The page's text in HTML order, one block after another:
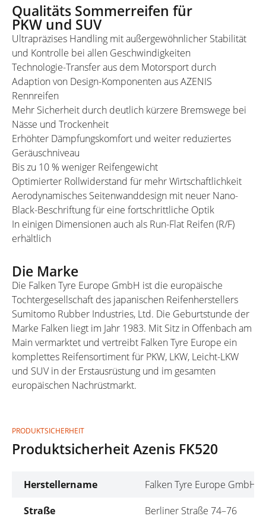
Qualitäts Sommerreifen für
PKW und SUV
Ultrapräzises Handling mit außergewöhnlicher Stabilität
und Kontrolle bei allen Geschwindigkeiten
Technologie-Transfer aus dem Motorsport durch
Adaption von Design-Komponenten aus AZENIS
Rennreifen
Mehr Sicherheit durch deutlich kürzere Bremswege bei
Nässe und Trockenheit
Erhöhter Dämpfungskomfort und weiter reduziertes
Geräuschniveau
Bis zu 10 % weniger Reifengewicht
Optimierter Rollwiderstand für mehr Wirtschaftlichkeit
Aerodynamisches Seitenwanddesign mit neuer Nano-
Black-Beschriftung für eine fortschrittliche Optik
In einigen Dimensionen auch als Run-Flat Reifen (R/F)
erhältlich
Die Marke
Die Falken Tyre Europe GmbH ist die europäische
Tochtergesellschaft des japanischen Reifenherstellers
Sumitomo Rubber Industries, Ltd. Die Geburtstunde der
Marke Falken liegt im Jahr 1983. Mit Sitz in Offenbach am
Main vermarktet und vertreibt Falken Tyre Europe ein
komplettes Reifensortiment für PKW, LKW, Leicht-LKW
und SUV in der Erstausrüstung und im gesamten
europäischen Nachrüstmarkt.
PRODUKTSICHERHEIT
Produktsicherheit Azenis FK520
Herstellername
Falken Tyre Europe GmbH
Straße
Berliner Straße 74–76